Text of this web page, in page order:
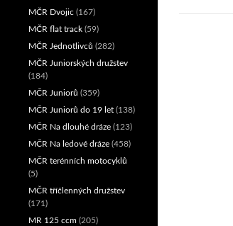
MČR Dvojic (167)
MČR flat track (59)
MČR Jednotlivců (282)
MČR Juniorských družstev
(184)
MČR Juniorů (359)
MČR Juniorů do 19 let (138)
MČR Na dlouhé dráze (123)
MČR Na ledové dráze (458)
MČR terénních motocyklů
(5)
MČR tříčlenných družstev
(171)
MR 125 ccm (205)